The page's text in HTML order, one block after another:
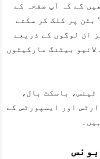
گے کہ آپ صفحہ کے
بٹن پر کلک کر سکتے
ان لوگوں کے ذریعے
بیٹنگ مارکیٹوں
ٹینس، باسکٹ بال،
اور ایسپورٹس کے